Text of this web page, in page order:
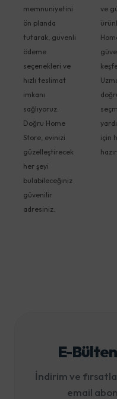
memnuniyetini
ön planda
tutarak, güvenli
ödeme
seçenekleri ve
hızlı teslimat
imkanı
sağlıyoruz.
Doğru Home
Store, evinizi
güzelleştirecek
her şeyi
bulabileceğiniz
güvenilir
adresiniz.
ve
için
hazır.
E-
İndirim ve
email